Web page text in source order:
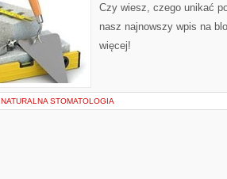
Czy wiesz, czego unikać
nasz najnowszy wpis na
więcej!
NATURALNA STOMATOLOGIA